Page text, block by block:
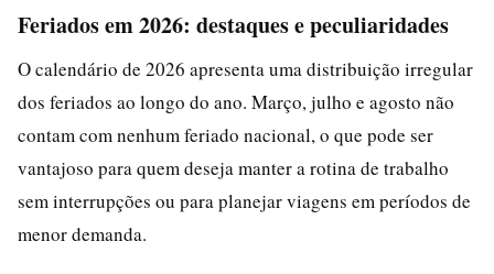
Feriados em 2026: destaques e peculiaridades
O calendário de 2026 apresenta uma distribuição irregular
dos feriados ao longo do ano. Março, julho e agosto não
contam com nenhum feriado nacional, o que pode ser
vantajoso para quem deseja manter a rotina de trabalho
sem interrupções ou para planejar viagens em períodos de
menor demanda.